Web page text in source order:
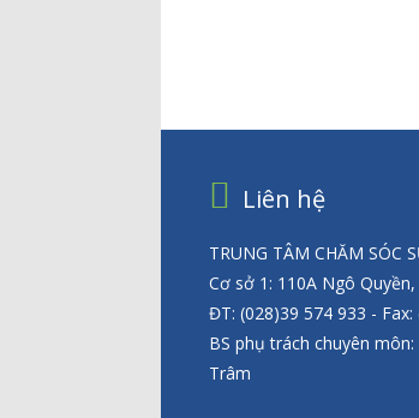
Liên hệ
TRUNG TÂM CHĂM SÓC
Cơ sở 1: 110A Ngô
ĐT: (028)39 574 933 -
BS phụ trách chuyên
Trâm